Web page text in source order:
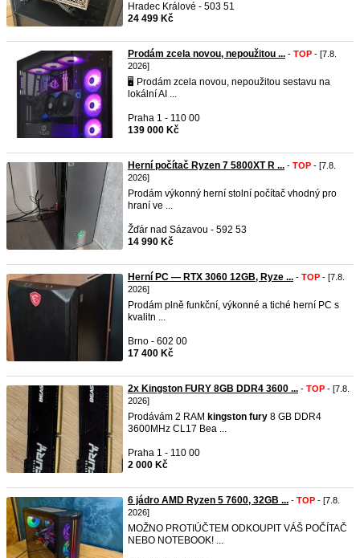
Hradec Králové - 503 51
24 499 Kč
Prodám zcela novou, nepoužitou ... - TOP - [7.8.
2026]
🖥️ Prodám zcela novou, nepoužitou sestavu na
lokální AI ...
Praha 1 - 110 00
139 000 Kč
Herní počítač Ryzen 7 5800XT R ... - TOP - [7.8.
2026]
Prodám výkonný herní stolní počítač vhodný pro
hraní ve ...
Žďár nad Sázavou - 592 53
14 990 Kč
Herní PC — RTX 3060 12GB, Ryze ... - TOP - [7.8.
2026]
Prodám plně funkční, výkonné a tiché herní PC s
kvalitn ...
Brno - 602 00
17 400 Kč
2x Kingston FURY 8GB DDR4 3600 ... - TOP - [7.8.
2026]
Prodávám 2 RAM kingston fury 8 GB DDR4
3600MHz CL17 Bea ...
Praha 1 - 110 00
2 000 Kč
6 jádro AMD Ryzen 5 7600, 32GB ... - TOP - [7.8.
2026]
MOŽNO PROTIÚČTEM ODKOUPIT VÁŠ POČÍTAČ
NEBO NOTEBOOK! ...